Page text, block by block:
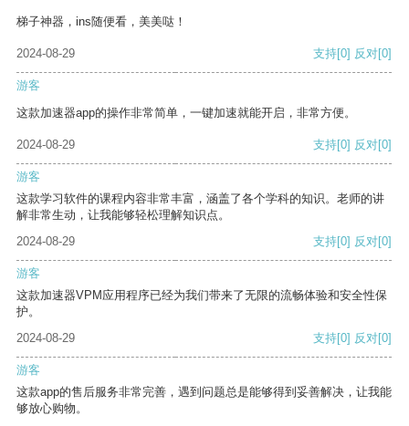
梯子神器，ins随便看，美美哒！
2024-08-29 支持[0] 反对[0]
游客
这款加速器app的操作非常简单，一键加速就能开启，非常方便。
2024-08-29 支持[0] 反对[0]
游客
这款学习软件的课程内容非常丰富，涵盖了各个学科的知识。老师的讲
解非常生动，让我能够轻松理解知识点。
2024-08-29
支持[0] 反对[0]
游客
这款加速器VPM应用程序已经为我们带来了无限的流畅体验和安全性保
护。
2024-08-29
支持[0] 反对[0]
游客
这款app的售后服务非常完善，遇到问题总是能够得到妥善解决，让我能
够放心购物。